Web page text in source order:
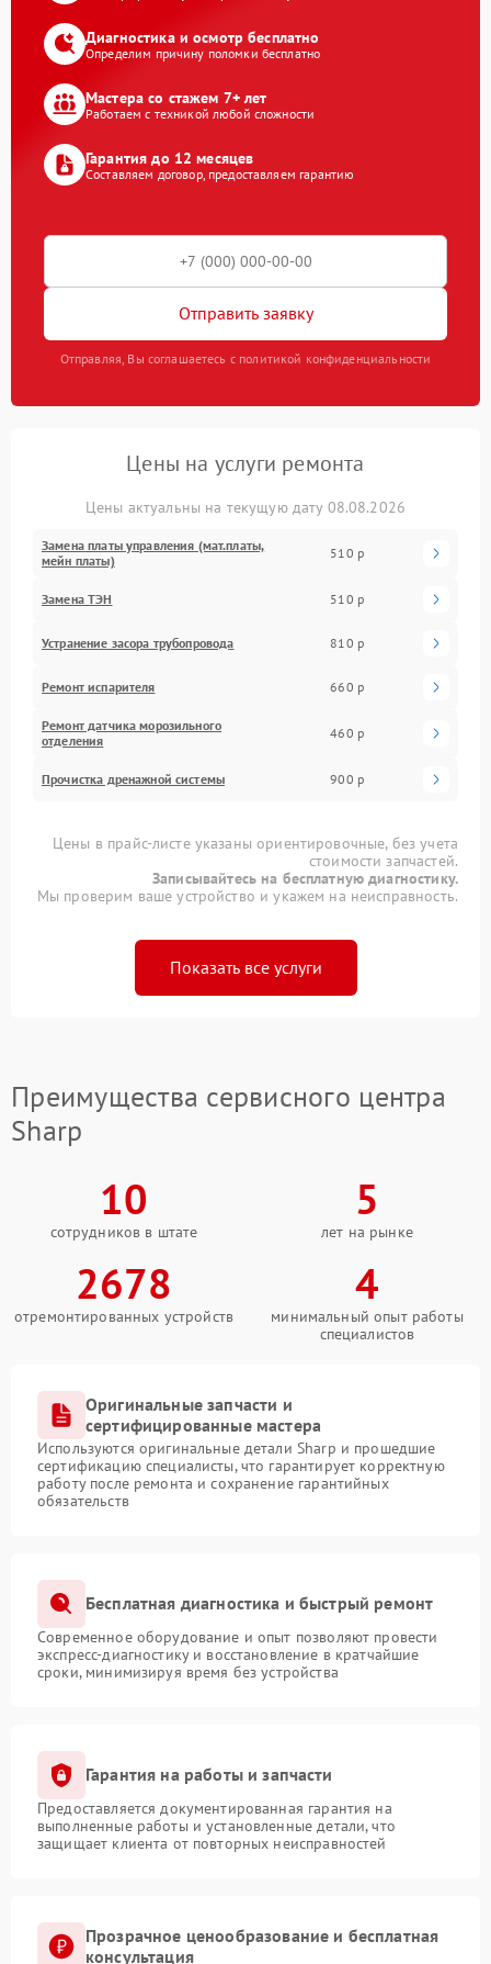
Диагностика и осмотр бесплатно
Определим причину поломки бесплатно
Мастера со стажем 7+ лет
Работаем с техникой любой сложности
Гарантия до 12 месяцев
Составляем договор, предоставляем гарантию
Отправить заявку
Отправляя, Вы соглашаетесь с политикой конфиденциальности
Цены на услуги ремонта
Цены актуальны на текущую дату 08.08.2026
Замена платы управления (мат.платы,
мейн платы)
510 р
Замена ТЭН 510 р
Устранение засора трубопровода 810 р
Ремонт испарителя 660 р
Ремонт датчика морозильного
отделения
460 р
Прочистка дренажной системы 900 р
Цены в прайс-листе указаны ориентировочные, без учета
стоимости запчастей.
Записывайтесь на бесплатную диагностику.
Мы проверим ваше устройство и укажем на неисправность.
Показать все услуги
Преимущества сервисного центра
Sharp
10
сотрудников в штате
5
лет на рынке
2678
отремонтированных устройств
4
минимальный опыт работы
специалистов
Оригинальные запчасти и
сертифицированные мастера
Используются оригинальные детали Sharp и прошедшие
сертификацию специалисты, что гарантирует корректную
работу после ремонта и сохранение гарантийных
обязательств
Бесплатная диагностика и быстрый ремонт
Современное оборудование и опыт позволяют провести
экспресс-диагностику и восстановление в кратчайшие
сроки, минимизируя время без устройства
Гарантия на работы и запчасти
Предоставляется документированная гарантия на
выполненные работы и установленные детали, что
защищает клиента от повторных неисправностей
Прозрачное ценообразование и бесплатная
консультация